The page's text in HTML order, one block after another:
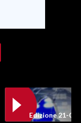
Edizione 21-05-